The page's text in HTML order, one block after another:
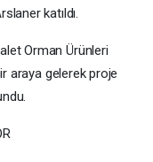
katıldı.
Orman Ürünleri
araya gelerek proje